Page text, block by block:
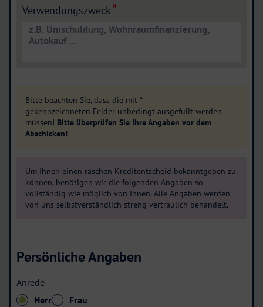
Verwendungszweck
Persönliche Angaben
Anrede
Herr
Frau
Bitte beachten Sie, dass die mit *
gekennzeichneten Felder unbedingt ausgefüllt werden
müssen! Bitte überprüfen Sie Ihre Angaben vor dem
Abschicken!
Um Ihnen einen raschen Kreditentscheid bekanntgeben zu
können, benötigen wir die folgenden Angaben so
vollständig wie möglich von Ihnen. Alle Angaben werden
von uns selbstverständlich streng vertraulich behandelt.